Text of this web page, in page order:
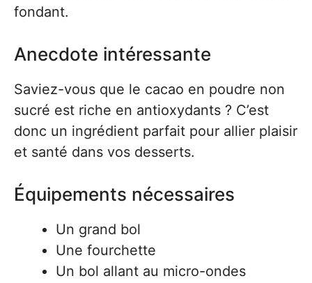
fondant.
Anecdote intéressante
Saviez-vous que le cacao en poudre non
sucré est riche en antioxydants ? C’est
donc un ingrédient parfait pour allier plaisir
et santé dans vos desserts.
Équipements nécessaires
Un grand bol
Une fourchette
Un bol allant au micro-ondes